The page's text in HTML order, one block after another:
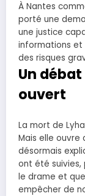
À Nantes
porté une
une justice
informations et
des risques
Un
ouvert
La mort de
Mais elle ouvre
désormais
ont été suivies,
le drame et
empêcher de